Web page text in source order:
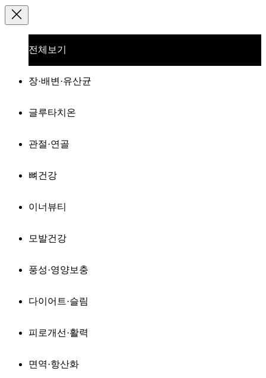
전체보기
장·배변·유산균
글루타치온
관절·연골
뼈건강
이너뷰티
모발건강
풍성·영양보충
다이어트·슬림
피로개선·활력
면역·항산화